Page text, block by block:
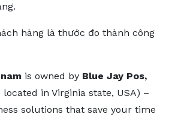
hàng là thước đo thành công
is owned by Blue Jay Pos,
in Virginia state, USA) –
solutions that save your time